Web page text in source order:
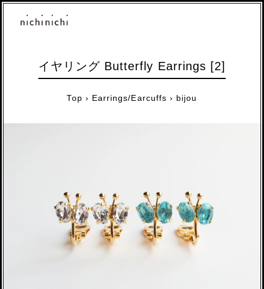
イヤリング Butterfly Earrings [2]
Top › Earrings/Earcuffs › bijou